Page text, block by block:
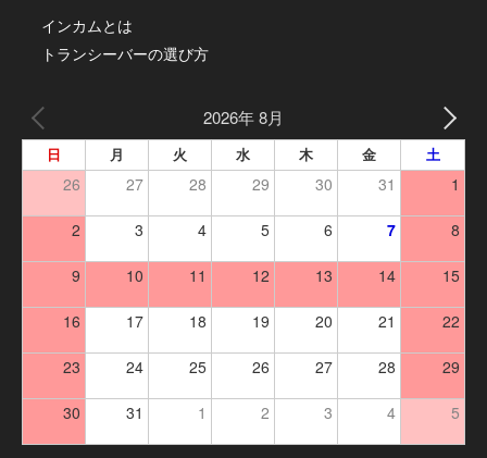
インカムとは
トランシーバーの選び方
2026年 8月
日 月 火 水 木 金 土
26 27 28 29 30 31 1
2 3 4 5 6 7 8
9 10 11 12 13 14 15
16 17 18 19 20 21 22
23 24 25 26 27 28 29
30 31 1 2 3 4 5